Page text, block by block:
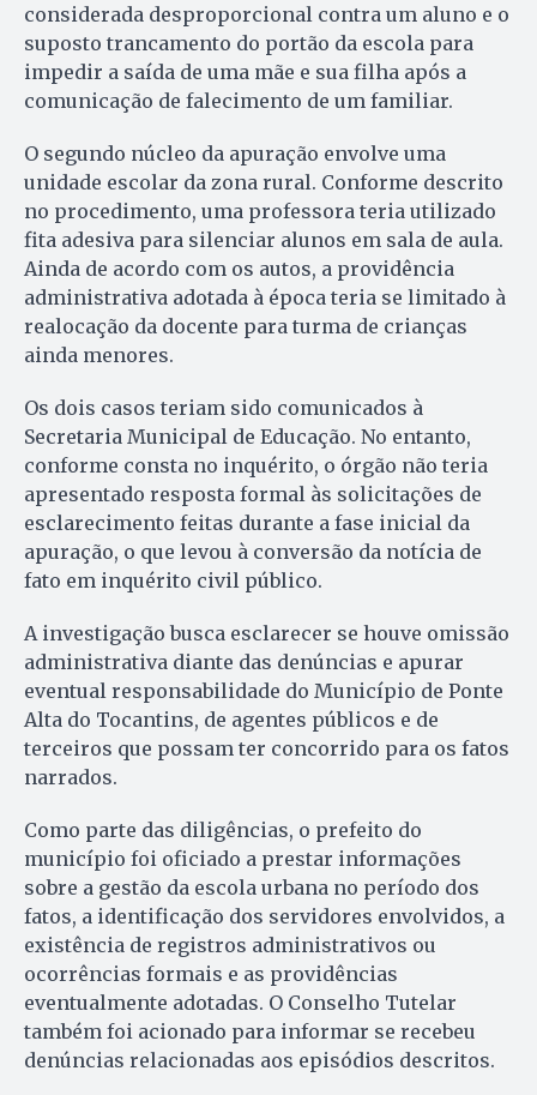
considerada desproporcional contra um aluno e o
suposto trancamento do portão da escola para
impedir a saída de uma mãe e sua filha após a
comunicação de falecimento de um familiar.
O segundo núcleo da apuração envolve uma
unidade escolar da zona rural. Conforme descrito
no procedimento, uma professora teria utilizado
fita adesiva para silenciar alunos em sala de aula.
Ainda de acordo com os autos, a providência
administrativa adotada à época teria se limitado à
realocação da docente para turma de crianças
ainda menores.
Os dois casos teriam sido comunicados à
Secretaria Municipal de Educação. No entanto,
conforme consta no inquérito, o órgão não teria
apresentado resposta formal às solicitações de
esclarecimento feitas durante a fase inicial da
apuração, o que levou à conversão da notícia de
fato em inquérito civil público.
A investigação busca esclarecer se houve omissão
administrativa diante das denúncias e apurar
eventual responsabilidade do Município de Ponte
Alta do Tocantins, de agentes públicos e de
terceiros que possam ter concorrido para os fatos
narrados.
Como parte das diligências, o prefeito do
município foi oficiado a prestar informações
sobre a gestão da escola urbana no período dos
fatos, a identificação dos servidores envolvidos, a
existência de registros administrativos ou
ocorrências formais e as providências
eventualmente adotadas. O Conselho Tutelar
também foi acionado para informar se recebeu
denúncias relacionadas aos episódios descritos.